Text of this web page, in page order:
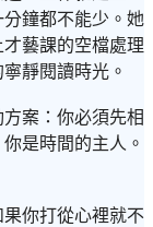
鐘都不能少。她
藝課的空檔處理
靜閱讀時光。
案：你必須先相
是時間的主人。
你打從心裡就不